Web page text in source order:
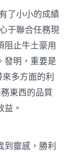
了小小的成績
于聯合任務現
阻止牛土豪用
發明，重要是
多方面的利
東西的品質
。
靈感，勝利